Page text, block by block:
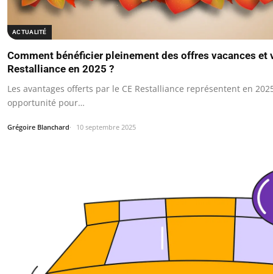
ACTUALITÉ
Comment bénéficier pleinement des offres vacances et
Restalliance en 2025 ?
Les avantages offerts par le CE Restalliance représentent en
opportunité pour…
Grégoire Blanchard 10 septembre 2025